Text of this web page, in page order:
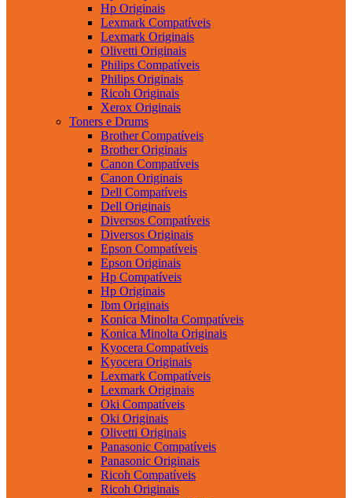
Hp Originais
Lexmark Compatíveis
Lexmark Originais
Olivetti Originais
Philips Compatíveis
Philips Originais
Ricoh Originais
Xerox Originais
Toners e Drums
Brother Compatíveis
Brother Originais
Canon Compatíveis
Canon Originais
Dell Compatíveis
Dell Originais
Diversos Compatíveis
Diversos Originais
Epson Compatíveis
Epson Originais
Hp Compatíveis
Hp Originais
Ibm Originais
Konica Minolta Compatíveis
Konica Minolta Originais
Kyocera Compatíveis
Kyocera Originais
Lexmark Compatíveis
Lexmark Originais
Oki Compatíveis
Oki Originais
Olivetti Originais
Panasonic Compatíveis
Panasonic Originais
Ricoh Compatíveis
Ricoh Originais